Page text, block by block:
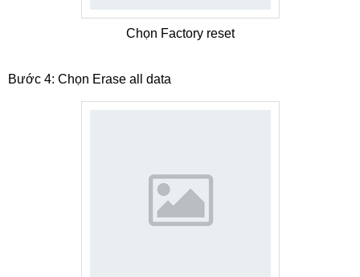
Chọn Factory reset
Bước 4: Chọn Erase all data